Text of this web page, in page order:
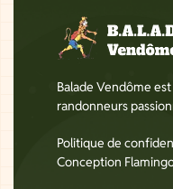
Balade Vendôme
randonneurs
Politique de
Conception